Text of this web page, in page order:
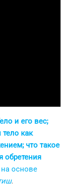
и его вес;
как
что такое
обретения
основе
.